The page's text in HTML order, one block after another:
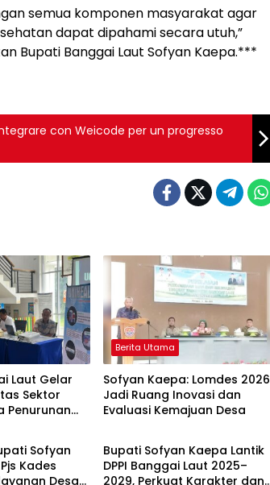
semua komponen masyarakat agar
dapat dipahami secara utuh,”
Bupati Banggai Laut Sofyan Kaepa.***
con Weicode per un progresso
Laut Gelar
Sektor
Penurunan
Berita Utama
Sofyan Kaepa: Lomdes 2026
Jadi Ruang Inovasi dan
Evaluasi Kemajuan Desa
Sofyan
Kades
Desa
Berita Utama
Bupati Sofyan Kaepa Lantik
DPPI Banggai Laut 2025–
2029, Perkuat Karakter dan